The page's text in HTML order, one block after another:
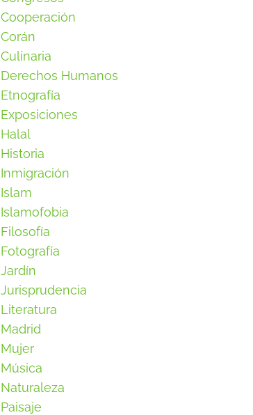
Cooperación
Corán
Culinaria
Derechos Humanos
Etnografía
Exposiciones
Halal
Historia
Inmigración
Islam
Islamofobia
Filosofía
Fotografía
Jardín
Jurisprudencia
Literatura
Madrid
Mujer
Música
Naturaleza
Paisaje